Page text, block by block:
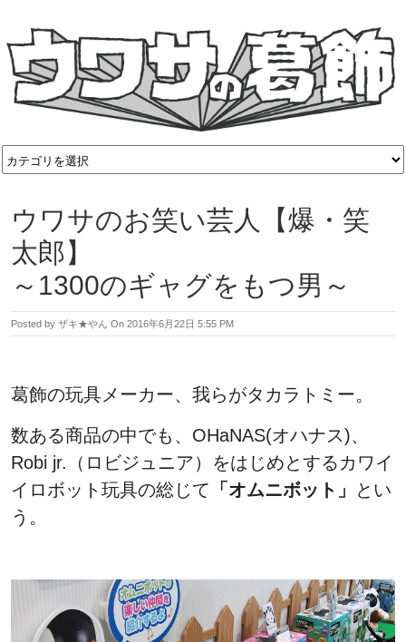
ウワサのお笑い芸人【爆・笑
太郎】
～1300のギャグをもつ男～
Posted by ザキ★やん On 2016年6月22日 5:55 PM
葛飾の玩具メーカー、我らがタカラトミー。
数ある商品の中でも、OHaNAS(オハナス)、
Robi jr.（ロビジュニア）をはじめとするカワイ
イロボット玩具の総じて 「オムニボット」
とい
う。